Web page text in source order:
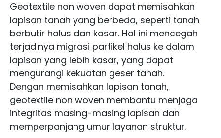
Geotextile non woven dapat memisahkan
lapisan tanah yang berbeda, seperti tanah
berbutir halus dan kasar. Hal ini mencegah
terjadinya migrasi partikel halus ke dalam
lapisan yang lebih kasar, yang dapat
mengurangi kekuatan geser tanah.
Dengan memisahkan lapisan tanah,
geotextile non woven membantu menjaga
integritas masing-masing lapisan dan
memperpanjang umur layanan struktur.